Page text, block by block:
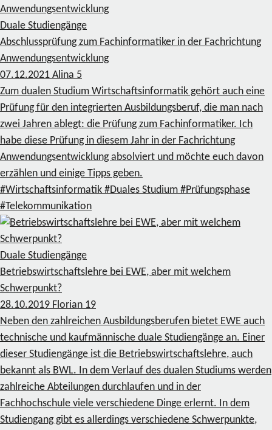
Duale Studiengänge
Abschlussprüfung zum Fachinformatiker in der Fachrichtung
Anwendungsentwicklung
07.12.2021 Alina 5
Zum dualen Studium Wirtschaftsinformatik gehört auch eine
Prüfung für den integrierten Ausbildungsberuf, die man nach
zwei Jahren ablegt: die Prüfung zum Fachinformatiker. Ich
habe diese Prüfung in diesem Jahr in der Fachrichtung
Anwendungsentwicklung absolviert und möchte euch davon
erzählen und einige Tipps geben.
#Wirtschaftsinformatik #Duales Studium #Prüfungsphase
#Telekommunikation
Duale Studiengänge
Betriebswirtschaftslehre bei EWE, aber mit welchem
Schwerpunkt?
28.10.2019 Florian 19
Neben den zahlreichen Ausbildungsberufen bietet EWE auch
technische und kaufmännische duale Studiengänge an. Einer
dieser Studiengänge ist die Betriebswirtschaftslehre, auch
bekannt als BWL. In dem Verlauf des dualen Studiums werden
zahlreiche Abteilungen durchlaufen und in der
Fachhochschule viele verschiedene Dinge erlernt. In dem
Studiengang gibt es allerdings verschiedene Schwerpunkte,